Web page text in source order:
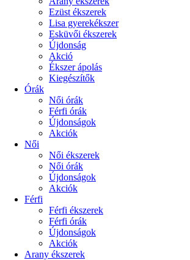
Ezüst ékszerek
Lisa gyerekékszer
Esküvői ékszerek
Újdonság
Akció
Ékszer ápolás
Kiegészítők
Órák
Női órák
Férfi órák
Újdonságok
Akciók
Női
Női ékszerek
Női órák
Újdonságok
Akciók
Férfi
Férfi ékszerek
Férfi órák
Újdonságok
Akciók
Arany ékszerek